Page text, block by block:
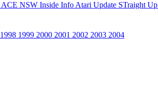
ACE NSW Inside Info Atari Update STraight Up
1998 1999 2000 2001 2002 2003 2004